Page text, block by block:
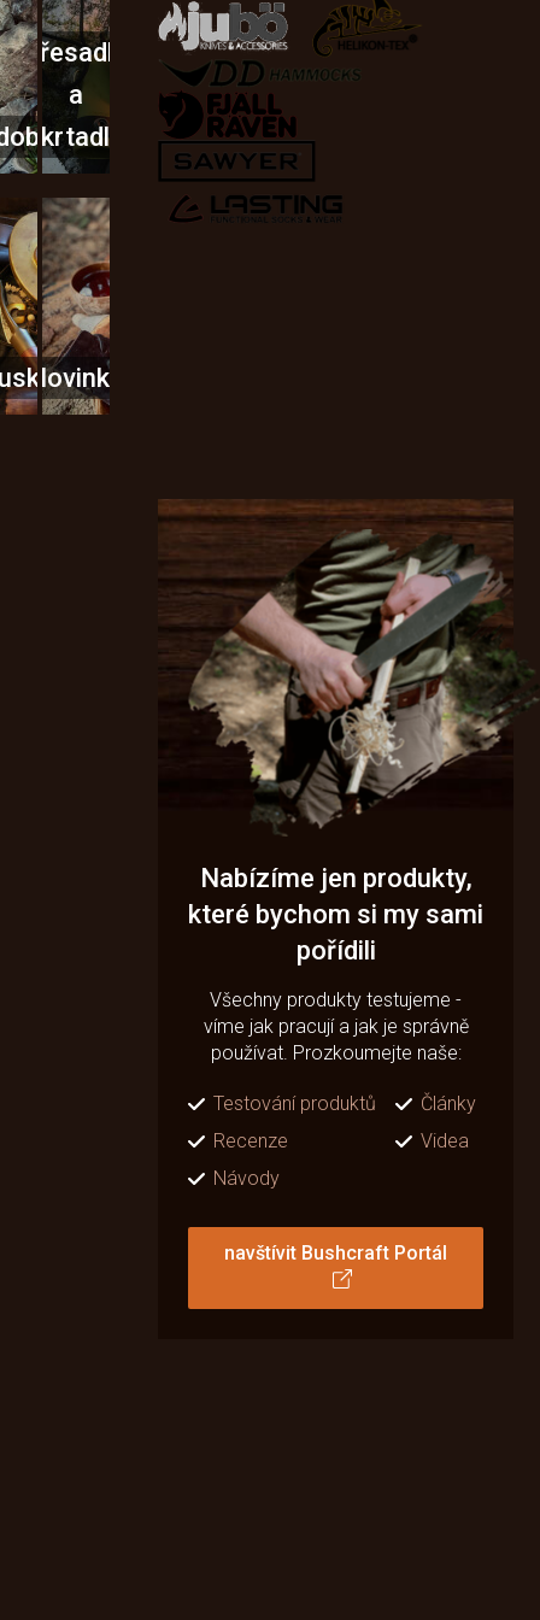
Křesadla
a
škrtadla
Novinky
Nabízíme jen produkty,
které bychom si my sami
pořídili
Všechny produkty testujeme -
víme jak pracují a jak je správně
používat. Prozkoumejte naše:
Testování produktů
Články
Recenze
Videa
Návody
navštívit Bushcraft Portál